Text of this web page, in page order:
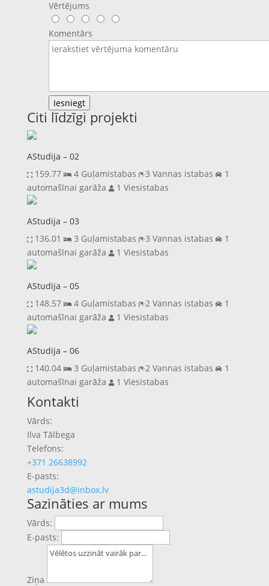
Vērtējums
Komentārs
Iesniegt
Citi līdzīgi projekti
AStudija – 02
159.77
4 Guļamistabas 3 Vannas istabas 1
automašīnai garāža
1 Viesistabas
AStudija – 03
136.01
3 Guļamistabas 3 Vannas istabas 1
automašīnai garāža
1 Viesistabas
AStudija – 05
148.57
4 Guļamistabas 2 Vannas istabas 1
automašīnai garāža
1 Viesistabas
AStudija – 06
140.04
3 Guļamistabas 2 Vannas istabas 1
automašīnai garāža
1 Viesistabas
Previous
Next
Kontakti
Vārds:
Ilva Tālbega
Telefons:
+371 26638992
E-pasts:
astudija3d@inbox.lv
Sazināties ar mums
Vārds:
E-pasts:
Ziņa